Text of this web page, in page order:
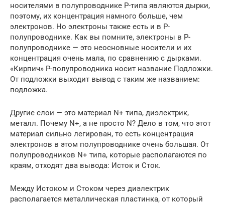
носителями в полупроводнике P-типа являются дырки,
поэтому, их концентрация намного больше, чем
электронов. Но электроны также есть и в P-
полупроводнике. Как вы помните, электроны в P-
полупроводнике — это неосновные носители и их
концентрация очень мала, по сравнению с дырками.
«Кирпич» P-полупроводника носит название Подложки.
От подложки выходит вывод с таким же названием:
подложка.
Другие слои — это материал N+ типа, диэлектрик,
металл. Почему N+, а не просто N? Дело в том, что этот
материал сильно легирован, то есть концентрация
электронов в этом полупроводнике очень большая. От
полупроводников N+ типа, которые располагаются по
краям, отходят два вывода: Исток и Сток.
Между Истоком и Стоком через диэлектрик
располагается металлическая пластинка, от который